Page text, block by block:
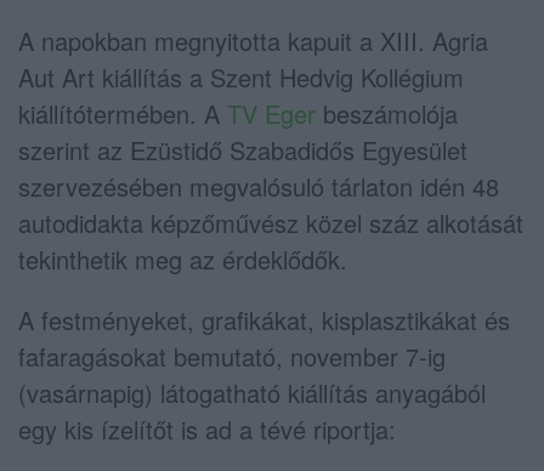
A napokban megnyitotta kapuit a XIII. Agria
Aut Art kiállítás a Szent Hedvig Kollégium
kiállítótermében. A TV Eger beszámolója
szerint az Ezüstidő Szabadidős Egyesület
szervezésében megvalósuló tárlaton idén 48
autodidakta képzőművész közel száz alkotását
tekinthetik meg az érdeklődők.
A festményeket, grafikákat, kisplasztikákat és
fafaragásokat bemutató, november 7-ig
(vasárnapig) látogatható kiállítás anyagából
egy kis ízelítőt is ad a tévé riportja: